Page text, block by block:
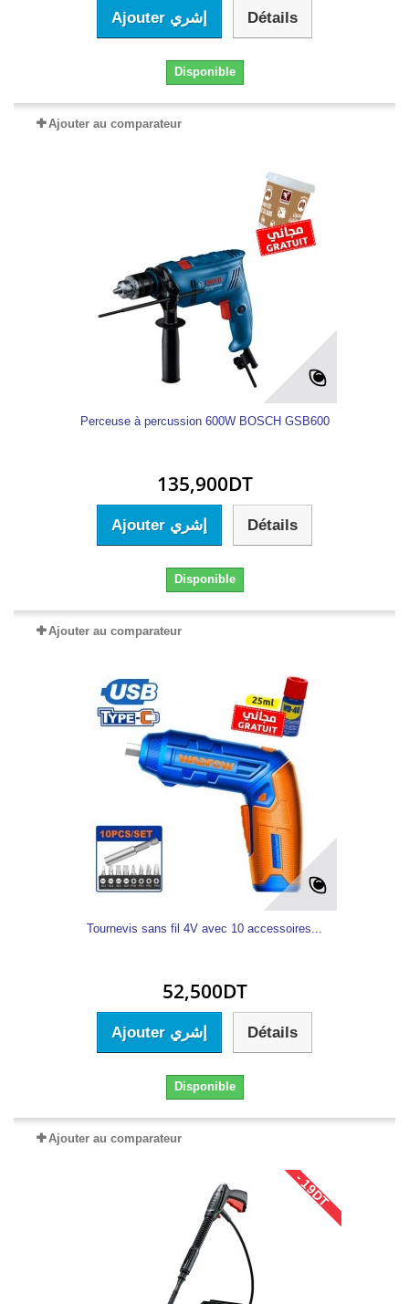
Ajouter إشري Détails
Disponible
Ajouter au comparateur
Perceuse à percussion 600W BOSCH GSB600
135,900DT
Ajouter إشري Détails
Disponible
Ajouter au comparateur
Tournevis sans fil 4V avec 10 accessoires...
52,500DT
Ajouter إشري Détails
Disponible
Ajouter au comparateur
- 19DT